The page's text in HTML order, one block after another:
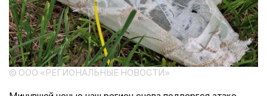
© ООО «РЕГИОНАЛЬНЫЕ НОВОСТИ»